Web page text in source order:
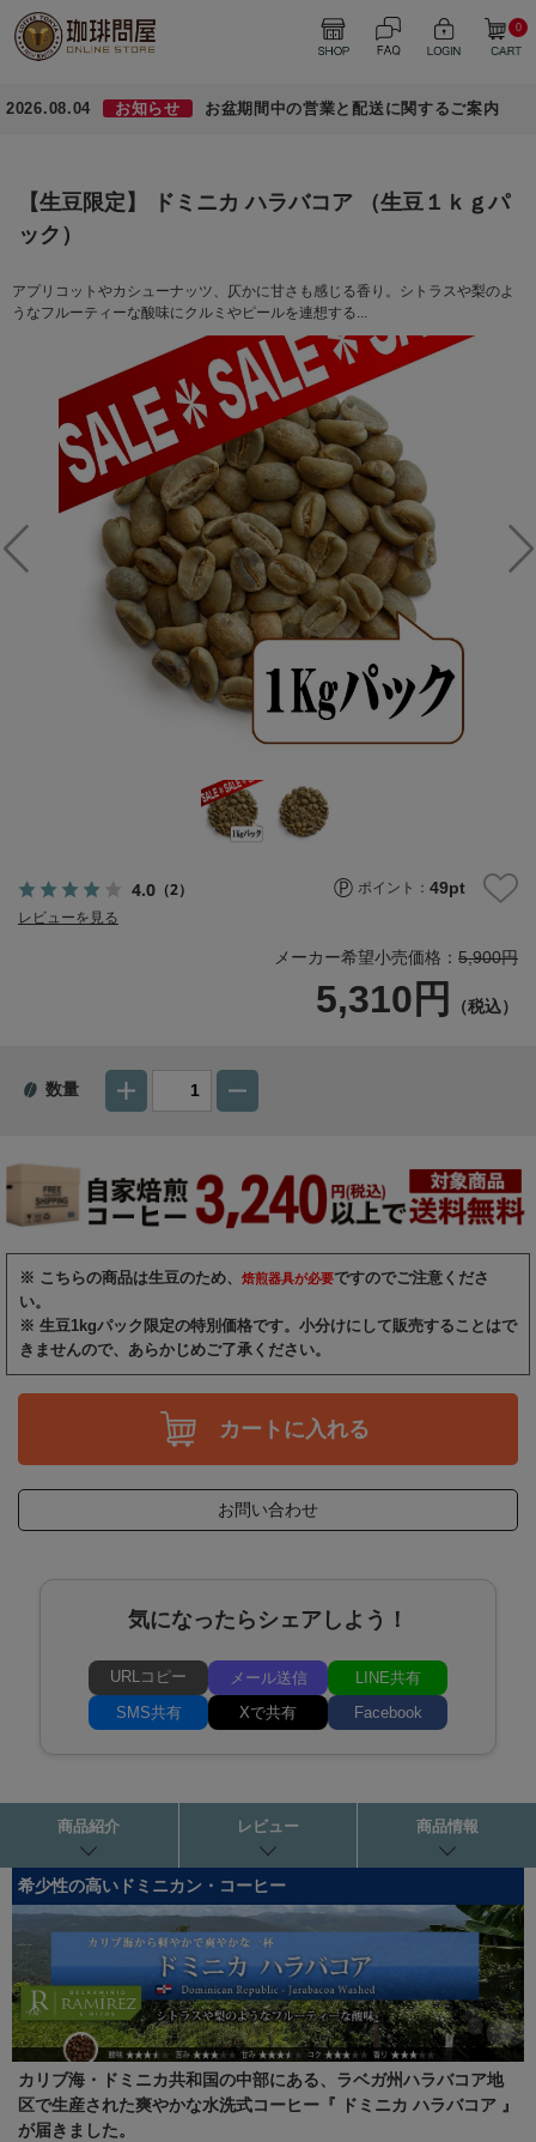
0
2026.08.04 お知らせ お盆期間中の営業と配送に関するご案内
【生豆限定】 ドミニカ ハラバコア （生豆１ｋｇパ
ック）
アプリコットやカシューナッツ、仄かに甘さも感じる香り。シトラスや梨のよ
うなフルーティーな酸味にクルミやピールを連想する...
4.0（2）
レビューを見る
ポイント：49pt
メーカー希望小売価格：5,900円
5,310円 （税込）
数量
※ こちらの商品は生豆のため、 焙煎器具が必要ですのでご注意くださ
い。
※ 生豆1kgパック限定の特別価格です。小分けにして販売することはで
きませんので、あらかじめご了承ください。
カートに入れる
お問い合わせ
気になったらシェアしよう！
URLコピー メール送信
LINE共有
SMS共有
Xで共有 Facebook
商品紹介 レビュー 商品情報
希少性の高いドミニカン・コーヒー
カリブ海・ドミニカ共和国の中部にある、ラベガ州ハラバコア地
区で生産された爽やかな水洗式コーヒー『 ドミニカ ハラバコア 』
が届きました。